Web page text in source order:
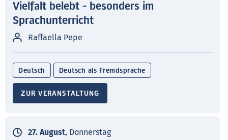
Vielfalt belebt - besonders im
Sprachunterricht
Raffaella Pepe
Deutsch Deutsch als Fremdsprache
ZUR VERANSTALTUNG
27. August, Donnerstag